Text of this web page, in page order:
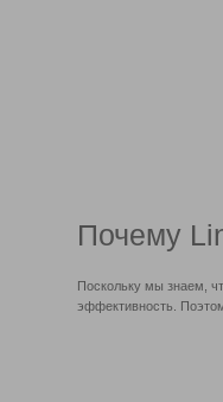
Почему
Поскольку мы знаем,
эффективность.